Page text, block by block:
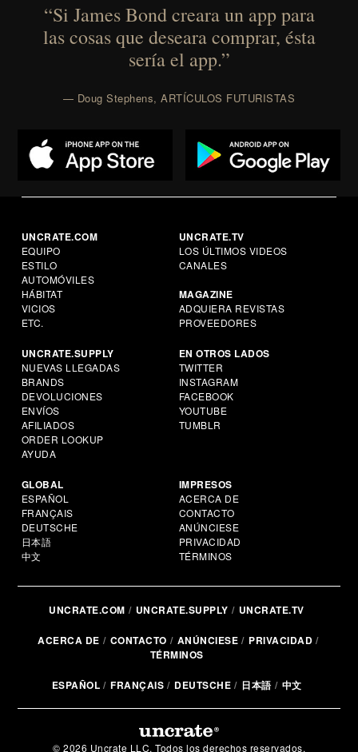
“Si James Bond creara un app para
las cosas que deseara comprar, ésta
sería el app.”
— Doug Stephens, ARTÍCULOS FUTURISTAS
UNCRATE.COM
EQUIPO
ESTILO
AUTOMÓVILES
HÁBITAT
VICIOS
ETC.
UNCRATE.TV
LOS ÚLTIMOS VIDEOS
CANALES
MAGAZINE
ADQUIERA REVISTAS
PROVEEDORES
UNCRATE.SUPPLY
NUEVAS LLEGADAS
BRANDS
DEVOLUCIONES
ENVÍOS
AFILIADOS
ORDER LOOKUP
AYUDA
EN OTROS LADOS
TWITTER
INSTAGRAM
FACEBOOK
YOUTUBE
TUMBLR
GLOBAL
ESPAÑOL
FRANÇAIS
DEUTSCHE
日本語
中文
IMPRESOS
ACERCA DE
CONTACTO
ANÚNCIESE
PRIVACIDAD
TÉRMINOS
UNCRATE.COM UNCRATE.SUPPLY UNCRATE.TV
ACERCA DE CONTACTO ANÚNCIESE
PRIVACIDAD
TÉRMINOS
ESPAÑOL FRANÇAIS DEUTSCHE 日本語 中文
© 2026 Uncrate LLC. Todos los derechos reservados.